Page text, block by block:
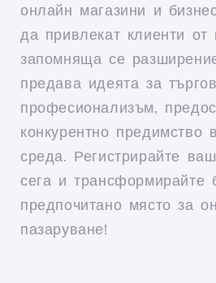
онлайн магазини и
да привлекат клиенти от
запомняща се
предава идеята за
професионализъм,
конкурентно предимство
среда. Регистрирайте
сега и трансформирайте
предпочитано място за
пазаруване!